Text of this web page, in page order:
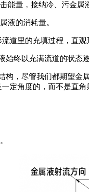
能量，接纳冷、污金属
液的消耗量。
道里的充填过程，直
始终以充满流道的状态
构，尽管我们都期望
定角度的，而不是直